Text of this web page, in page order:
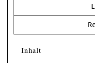
Inhalt